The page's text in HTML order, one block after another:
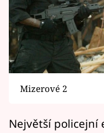
Seriály
Horoskopy
Sledujte
Filmový
Pořady
Mizerové 2
Největší policejní